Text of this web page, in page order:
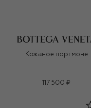
Кожаное портмоне
117 500 ₽